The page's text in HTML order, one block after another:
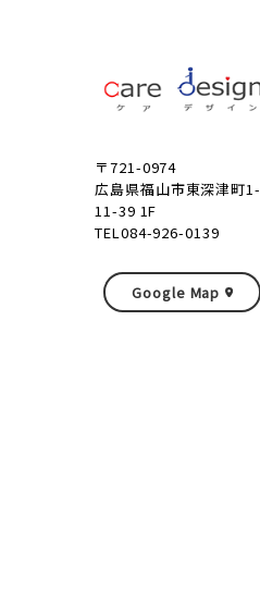
〒721-0974
広島県福山市東深津町1-
11-39 1F
TEL084-926-0139
Google Map